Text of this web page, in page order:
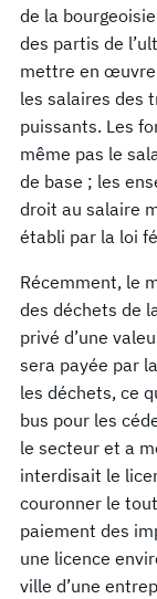
de la
des partis de
mettre en œuvre
les salaires des
puissants. Les
même pas le
de base ; les
droit au salaire
établi par la loi
Récemment, le
des déchets de
privé d’une
sera payée par
les déchets, ce
bus pour les
le secteur et a
interdisait le
couronner le
paiement des
une licence
ville d’une